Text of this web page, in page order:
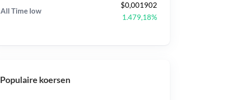
All Time low
$0,001902
1.479,18%
Populaire koersen